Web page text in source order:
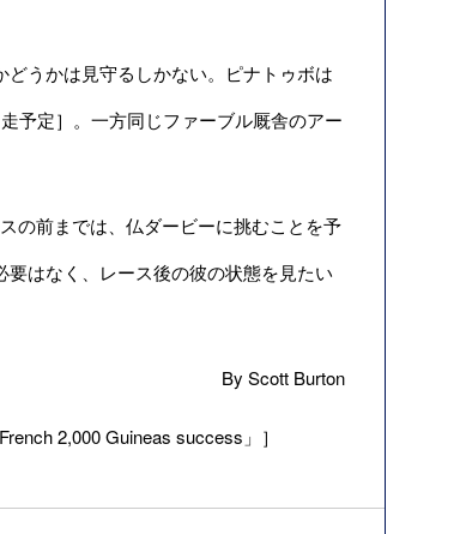
うかは見守るしかない。ピナトゥボは
予定］。一方同じファーブル厩舎のアー
の前までは、仏ダービーに挑むことを予
はなく、レース後の彼の状態を見たい
By Scott Burton
2,000 Guineas success」］